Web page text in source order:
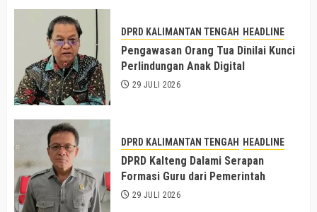
DPRD KALIMANTAN TENGAH HEADLINE
Pengawasan Orang Tua Dinilai Kunci
Perlindungan Anak Digital
29 JULI 2026
DPRD KALIMANTAN TENGAH HEADLINE
DPRD Kalteng Dalami Serapan
Formasi Guru dari Pemerintah
29 JULI 2026